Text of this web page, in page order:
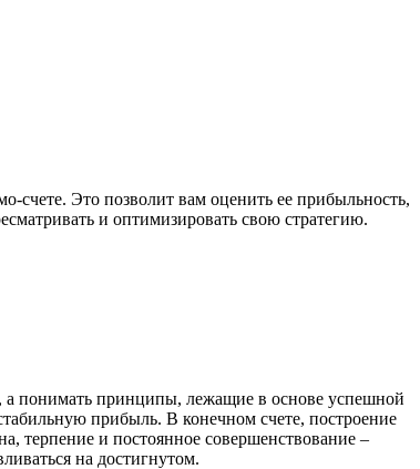
счете. Это позволит вам оценить ее прибыльность,
и оптимизировать свою стратегию.
а понимать принципы, лежащие в основе успешной
прибыль. В конечном счете, построение
терпение и постоянное совершенствование –
на достигнутом.